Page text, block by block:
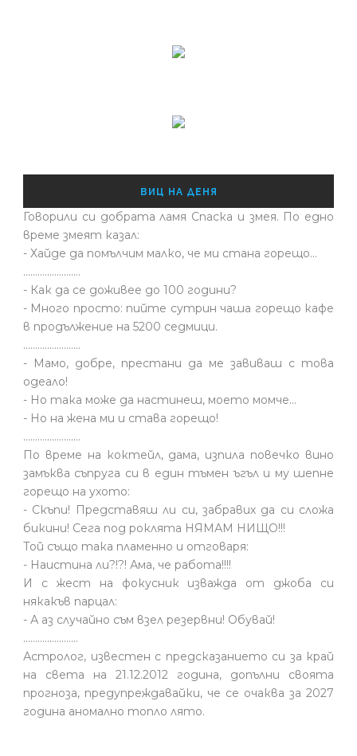
ВИЦ НА ДЕНЯ
Говорили си добрата ламя Спаска и змея. По едно
време змеят казал:
- Хайде да помълчим малко, че ми стана горещо...
........................
- Как да се доживее до 100 години?
- Много просто: пийте сутрин чаша горещо кафе
в продължение на 5200 седмици.
........................
- Мамо, добре, престани да ме завиваш с това
одеало!
- Но така може да настинеш, моето момче…
- Но на жена ми и става горещо!
........................
По време на коктейл, дама, изпила повечко вино
замъква съпруга си в един тъмен ъгъл и му шепне
горещо на ухото:
- Скъпи! Представяш ли си, забравих да си сложа
бикини! Сега под роклята НЯМАМ НИЩО!!!
Той също така пламенно и отговаря:
- Наистина ли?!?! Ама, че работа!!!!
И с жест на фокусник изважда от джоба си
някакъв парцал:
- А аз случайно съм взел резервни! Обувай!
.......................
Астролог, известен с предсказанието си за край
на света на 21.12.2012 година, допълни своята
прогноза, предупреждавайки, че се очаква за 2027
година аномално топло лято.